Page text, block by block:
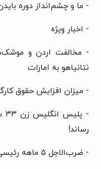
- ما و چشم‌انداز دوره
- اخبار ویژه
نتانیاهو به امارات
- میزان افزایش حقوق
رساند!
- ضرب‌الاجل ۵ ماهه رئیسی برای راه‌اندازی نساجی مازندران